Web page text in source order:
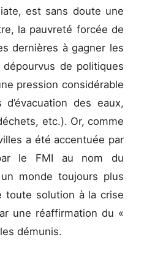
est sans doute une
la pauvreté forcée de
dernières à gagner les
de politiques
pression considérable
des eaux,
etc.). Or, comme
a été accentuée par
le FMI au nom du
monde toujours plus
toute solution à la crise
une réaffirmation du «
démunis.